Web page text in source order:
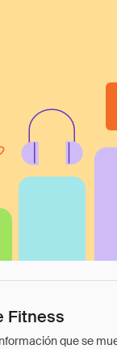
Fitness
que se